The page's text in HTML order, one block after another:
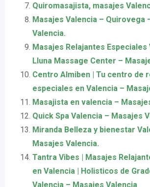
Quiromasajista, masajes
Masajes Valencia – Quirovega
Valencia.
Masajes Relajantes Especiales
Lluna Massage Center –
Centro Almiben | Tu centro de
especiales en Valencia –
Masajista en valencia –
Quick Spa Valencia – Masajes
Miranda Belleza y bienestar
Masajes Valencia.
Tantra Vibes | Masajes
en Valencia | Holisticos de
Valencia – Masajes Valencia